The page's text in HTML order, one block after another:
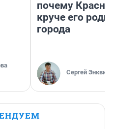
почему
круче его
города
Сергей Энквист